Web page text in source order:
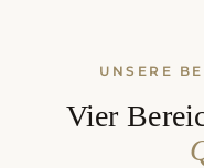
UNSERE
Vier